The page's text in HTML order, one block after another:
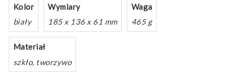
Kolor
biały
Wymiary
185 x 136 x 61 mm
Waga
465 g
Materiał
szkło, tworzywo